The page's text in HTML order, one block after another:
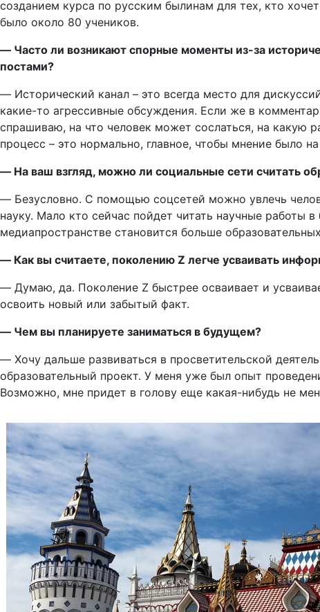
созданием курса по русским былинам для тех, кто
было около 80 учеников.
― Часто ли возникают спорные моменты из-за
постами?
― Исторический канал – это всегда место для
какие-то агрессивные обсуждения. Если же в
спрашиваю, на что человек может сослаться, на какую
процесс – это нормально, главное, чтобы мнение было
― На ваш взгляд, можно ли социальные сети считать
― Безусловно. С помощью соцсетей можно увлечь
науку. Мало кто сейчас пойдет читать научные работы
медиапространстве становится больше
― Как вы считаете, поколению Z легче усваивать
― Думаю, да. Поколение Z быстрее осваивает и
освоить новый или забытый факт.
― Чем вы планируете заниматься в будущем?
― Хочу дальше развиваться в просветительской
образовательный проект. У меня уже был опыт
Возможно, мне придет в голову еще какая-нибудь не